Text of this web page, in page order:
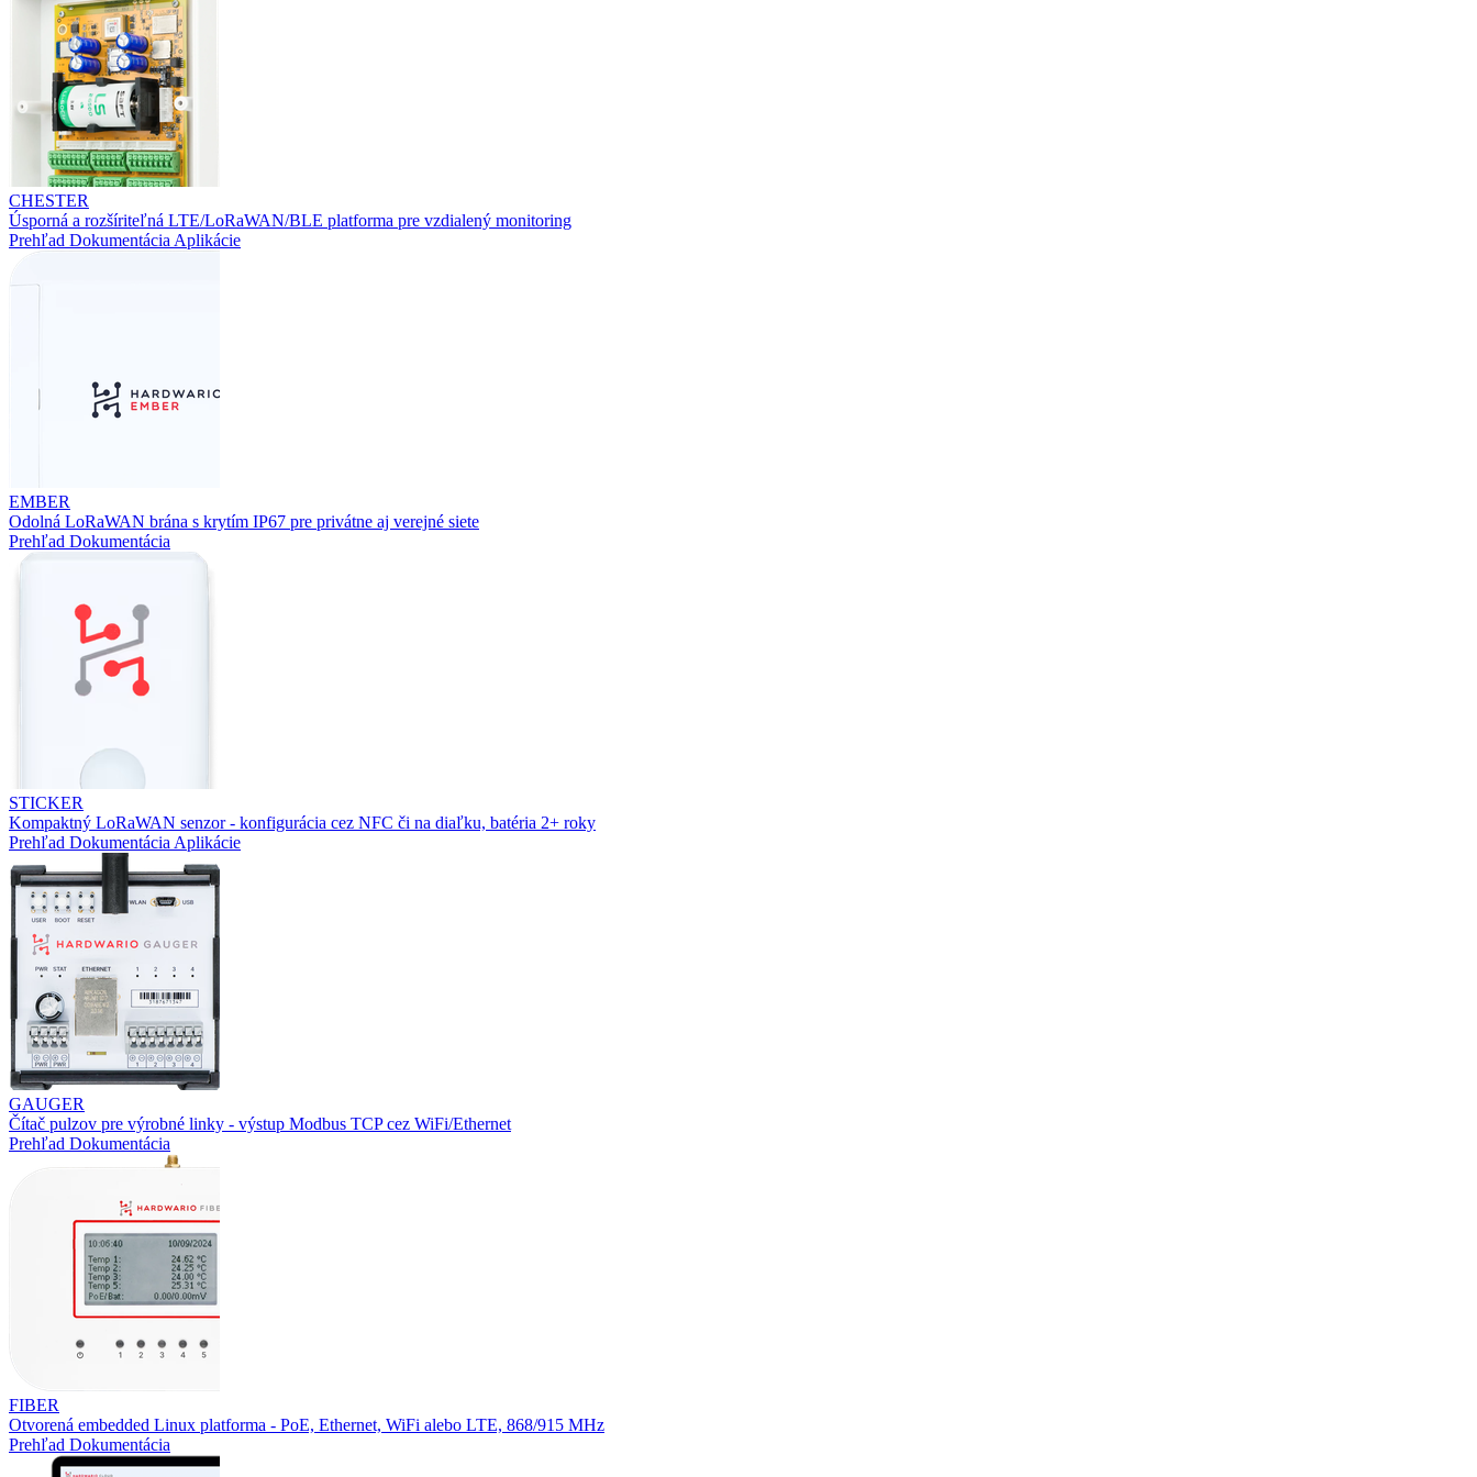
CHESTER
Úsporná a rozšíriteľná LTE/LoRaWAN/BLE platforma pre vzdialený monitoring
Prehľad Dokumentácia Aplikácie
EMBER
Odolná LoRaWAN brána s krytím IP67 pre privátne aj verejné siete
Prehľad Dokumentácia
STICKER
Kompaktný LoRaWAN senzor - konfigurácia cez NFC či na diaľku, batéria 2+ roky
Prehľad Dokumentácia Aplikácie
GAUGER
Čítač pulzov pre výrobné linky - výstup Modbus TCP cez WiFi/Ethernet
Prehľad Dokumentácia
FIBER
Otvorená embedded Linux platforma - PoE, Ethernet, WiFi alebo LTE, 868/915 MHz
Prehľad Dokumentácia